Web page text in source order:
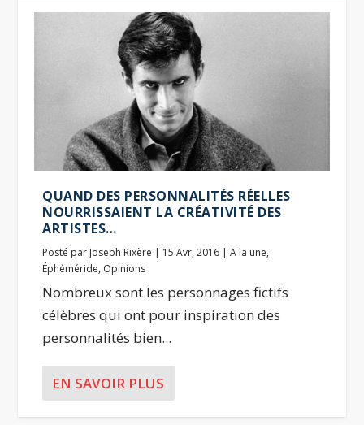
QUAND DES PERSONNALITÉS RÉELLES
NOURRISSAIENT LA CRÉATIVITÉ DES
ARTISTES…
Posté par Joseph Rixère | 15 Avr, 2016 |A la une,
Éphéméride, Opinions
Nombreux sont les personnages fictifs
célèbres qui ont pour inspiration des
personnalités bien...
EN SAVOIR PLUS